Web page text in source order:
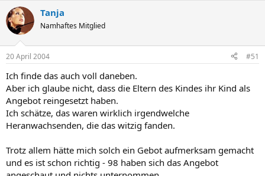
s
t
e
l
l
e
t
e
l
t
m
Tanja
Namhaftes Mitglied
20 April 2004 #51
Ich finde das auch voll daneben.
Aber ich glaube nicht, dass die Eltern des Kindes ihr Kind als
Angebot reingesetzt haben.
Ich schätze, das waren wirklich irgendwelche
Heranwachsenden, die das witzig fanden.
Trotz allem hätte mich solch ein Gebot aufmerksam gemacht
und es ist schon richtig - 98 haben sich das Angebot